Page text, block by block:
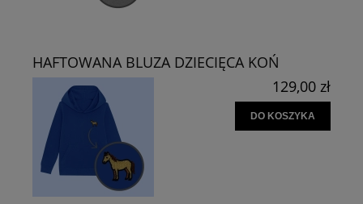
HAFTOWANA BLUZA DZIECIĘCA KOŃ
129,00 zł
DO KOSZYKA